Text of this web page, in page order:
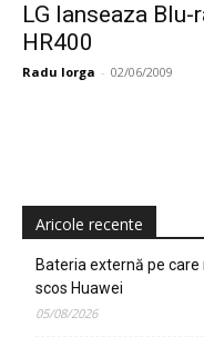
LG lanseaza
HR400
Radu Iorga - 02/06/2009
Aricole recente
Bateria externă pe care
scos Huawei
05/08/2026